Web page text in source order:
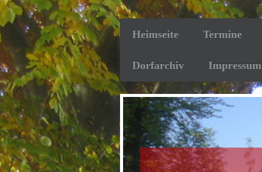
Heimseite Termine
Dorfarchiv Impressum